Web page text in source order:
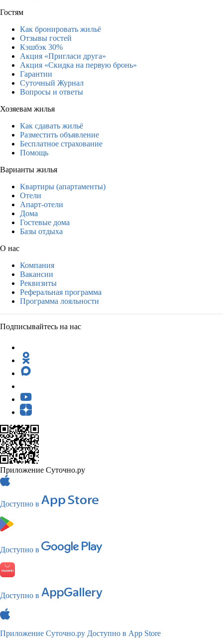
Гостям
Как бронировать жильё
Отзывы гостей
Кэшбэк 30%
Акция «Пригласи друга»
Акция «Скидка на первую бронь»
Гарантии
Суточный Журнал
Вопросы и ответы
Хозяевам жилья
Как сдавать жильё
Разместить объявление
Бесплатное страхование
Помощь
Варианты жилья
Квартиры (апартаменты)
Отели
Апарт-отели
Дома
Гостевые дома
Базы отдыха
О нас
Компания
Вакансии
Реквизиты
Реферальная программа
Программа лояльности
Подписывайтесь на нас
Приложение Суточно.ру
Доступно в
Доступно в
Доступно в
Приложение Суточно.ру Доступно в App Store